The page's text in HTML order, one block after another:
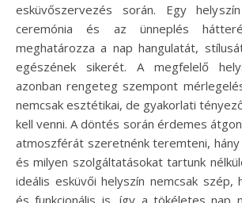
esküvőszervezés során. Egy
ceremónia és az ünneplés
meghatározza a nap hangulatát,
egészének sikerét. A megfelelő
azonban rengeteg szempont
nemcsak esztétikai, de gyakorlati
kell venni. A döntés során érdemes
atmoszférát szeretnénk teremteni,
és milyen szolgáltatásokat tartunk
ideális esküvői helyszín nemcsak szép,
és funkcionális is, így a tökéletes nap